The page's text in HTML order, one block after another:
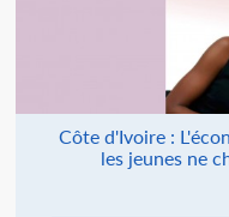
Côte d'Ivoire :
les jeunes ne